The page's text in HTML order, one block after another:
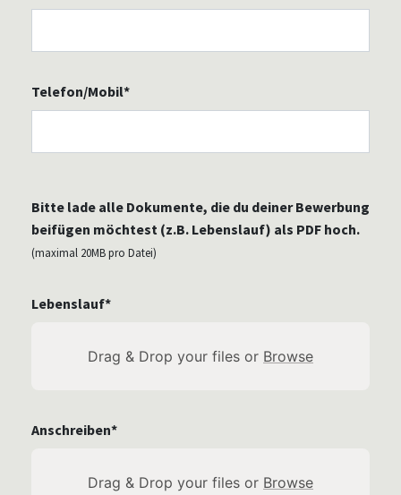
Telefon/Mobil*
Bitte lade alle Dokumente, die du deiner Bewerbung
beifügen möchtest (z.B. Lebenslauf) als PDF hoch.
(maximal 20MB pro Datei)
Lebenslauf*
Drag & Drop your files or Browse
Anschreiben*
Drag & Drop your files or Browse